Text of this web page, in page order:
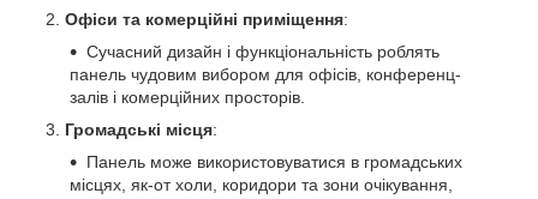
Офіси та комерційні приміщення:
Сучасний дизайн і функціональність роблять
панель чудовим вибором для офісів, конференц-
залів і комерційних просторів.
Громадські місця:
Панель може використовуватися в громадських
місцях, як-от холи, коридори та зони очікування,